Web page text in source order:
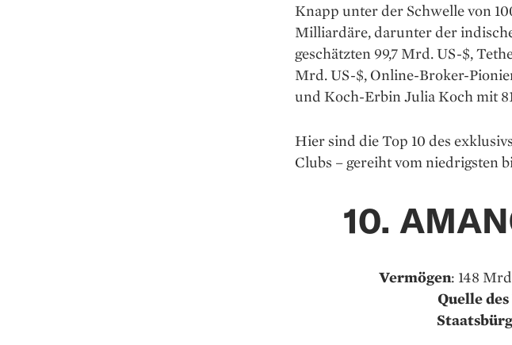
Knapp unter der Schwelle von
Milliardäre, darunter der
geschätzten 99,7 Mrd. US-$,
Mrd. US-$, Online-Broker-
und Koch-Erbin Julia Koch mit
Hier sind die Top 10 des
Clubs – gereiht vom niedrigsten
10.
Vermögen: 148
Quelle